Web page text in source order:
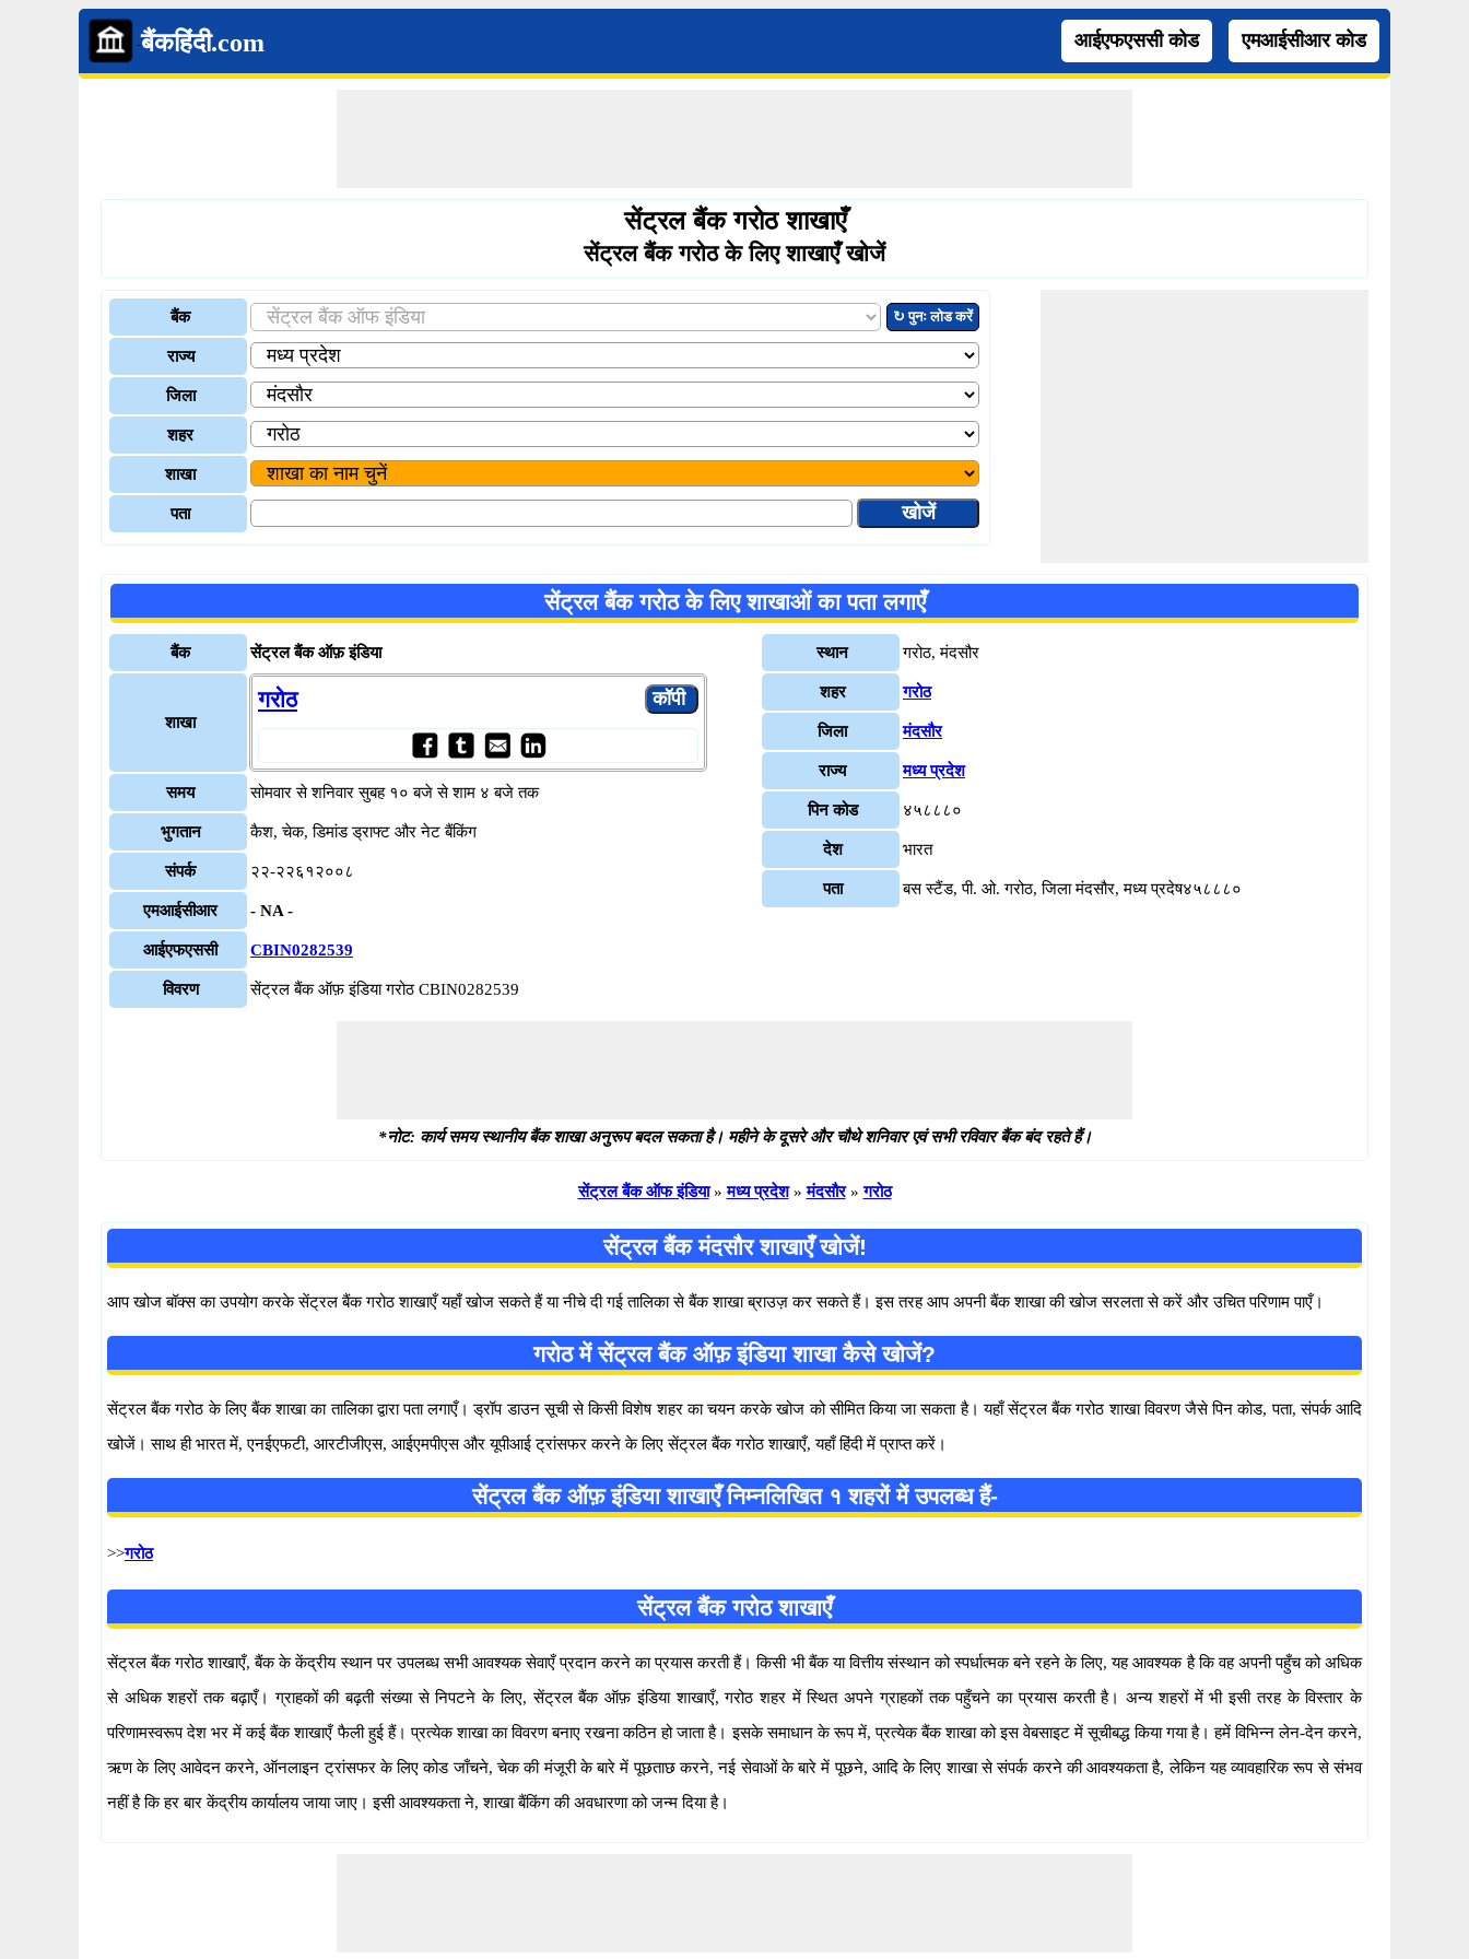
बैंकहिंदी.com आईएफएससी कोड एमआईसीआर कोड
सेंट्रल बैंक गरोठ शाखाएँ
सेंट्रल बैंक गरोठ के लिए शाखाएँ खोजें
बैंक ↻ पुनः लोड करें
राज्य
जिला
शहर
शाखा
पता
सेंट्रल बैंक गरोठ के लिए शाखाओं का पता लगाएँ
बैंक सेंट्रल बैंक ऑफ़ इंडिया
शाखा
गरोठ
समय सोमवार से शनिवार सुबह १० बजे से शाम ४ बजे तक
भुगतान कैश, चेक, डिमांड ड्राफ्ट और नेट बैंकिंग
संपर्क २२-२२६१२००८
एमआईसीआर - NA -
आईएफएससी CBIN0282539
विवरण सेंट्रल बैंक ऑफ़ इंडिया गरोठ CBIN0282539
स्थान गरोठ, मंदसौर
शहर गरोठ
जिला मंदसौर
राज्य मध्य प्रदेश
पिन कोड ४५८८८०
देश भारत
पता बस स्टैंड, पी. ओ. गरोठ, जिला मंदसौर, मध्य प्रदेष४५८८८०
*नोट: कार्य समय स्थानीय बैंक शाखा अनुरूप बदल सकता है। महीने के दूसरे और चौथे शनिवार एवं सभी रविवार बैंक बंद रहते हैं।
सेंट्रल बैंक ऑफ इंडिया » मध्य प्रदेश » मंदसौर » गरोठ
सेंट्रल बैंक मंदसौर शाखाएँ खोजें!
आप खोज बॉक्स का उपयोग करके सेंट्रल बैंक गरोठ शाखाएँ यहाँ खोज सकते हैं या नीचे दी गई तालिका से बैंक शाखा ब्राउज़ कर सकते हैं। इस तरह आप अपनी बैंक शाखा की खोज सरलता से करें और उचित परिणाम पाएँ।
गरोठ में सेंट्रल बैंक ऑफ़ इंडिया शाखा कैसे खोजें?
सेंट्रल बैंक गरोठ के लिए बैंक शाखा का तालिका द्वारा पता लगाएँ। ड्रॉप डाउन सूची से किसी विशेष शहर का चयन करके खोज को सीमित किया जा सकता है। यहाँ सेंट्रल बैंक गरोठ शाखा विवरण जैसे पिन कोड, पता, संपर्क आदि
खोजें। साथ ही भारत में, एनईएफटी, आरटीजीएस, आईएमपीएस और यूपीआई ट्रांसफर करने के लिए सेंट्रल बैंक गरोठ शाखाएँ, यहाँ हिंदी में प्राप्त करें।
सेंट्रल बैंक ऑफ़ इंडिया शाखाएँ निम्नलिखित १ शहरों में उपलब्ध हैं-
>>गरोठ
सेंट्रल बैंक गरोठ शाखाएँ
सेंट्रल बैंक गरोठ शाखाएँ, बैंक के केंद्रीय स्थान पर उपलब्ध सभी आवश्यक सेवाएँ प्रदान करने का प्रयास करती हैं। किसी भी बैंक या वित्तीय संस्थान को स्पर्धात्मक बने रहने के लिए, यह आवश्यक है कि वह अपनी पहुँच को अधिक
से अधिक शहरों तक बढ़ाएँ। ग्राहकों की बढ़ती संख्या से निपटने के लिए, सेंट्रल बैंक ऑफ़ इंडिया शाखाएँ, गरोठ शहर में स्थित अपने ग्राहकों तक पहुँचने का प्रयास करती है। अन्य शहरों में भी इसी तरह के विस्तार के
परिणामस्वरूप देश भर में कई बैंक शाखाएँ फैली हुई हैं। प्रत्येक शाखा का विवरण बनाए रखना कठिन हो जाता है। इसके समाधान के रूप में, प्रत्येक बैंक शाखा को इस वेबसाइट में सूचीबद्ध किया गया है। हमें विभिन्न लेन-देन करने,
ऋण के लिए आवेदन करने, ऑनलाइन ट्रांसफर के लिए कोड जाँचने, चेक की मंजूरी के बारे में पूछताछ करने, नई सेवाओं के बारे में पूछने, आदि के लिए शाखा से संपर्क करने की आवश्यकता है, लेकिन यह व्यावहारिक रूप से संभव
नहीं है कि हर बार केंद्रीय कार्यालय जाया जाए। इसी आवश्यकता ने, शाखा बैंकिंग की अवधारणा को जन्म दिया है।